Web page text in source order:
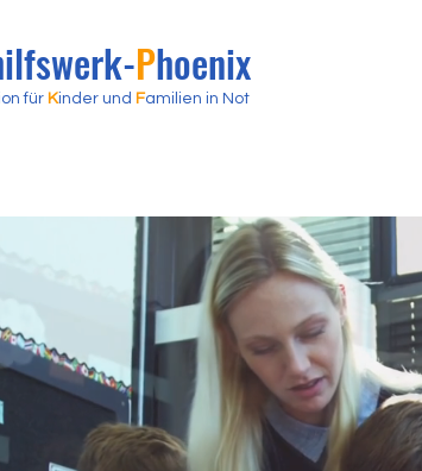
-Phoenix
für Kinder und Familien in Not